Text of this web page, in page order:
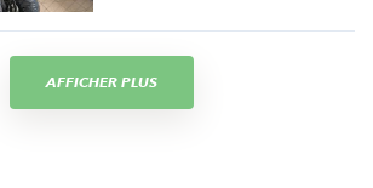
AFFICHER PLUS